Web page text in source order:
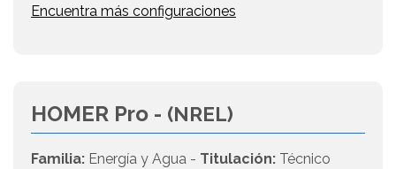
Encuentra más configuraciones
HOMER Pro - (NREL)
Familia: Energía y Agua - Titulación: Técnico